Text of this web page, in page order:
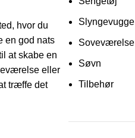
hvor du
en god nats
at skabe en
eller
træffe det
Slyngevugge
Soveværelse
Søvn
Tilbehør